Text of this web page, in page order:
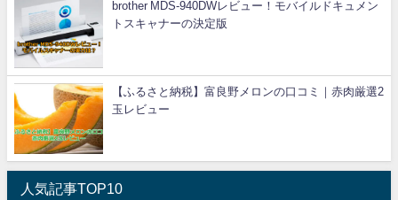
brother MDS-940DWレビュー！モバイルドキュメン
トスキャナーの決定版
【ふるさと納税】富良野メロンの口コミ｜赤肉厳選2
玉レビュー
人気記事TOP10